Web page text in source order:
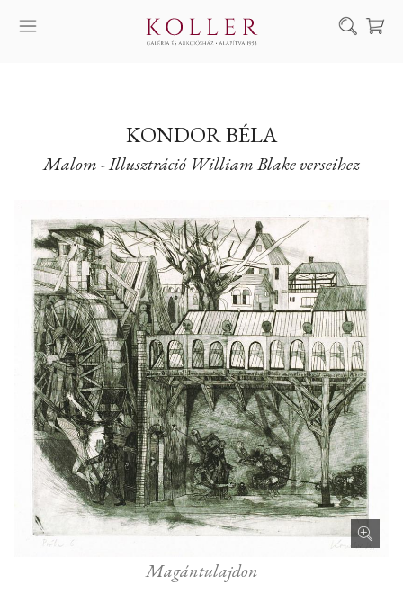
MŰVÉSZEINK
ALKOTÁSOK
KIÁLLÍTÁSAINK
HÍREINK
RÓLUNK
EN
DE
Keresés
KONDOR BÉLA
Malom - Illusztráció William Blake verseihez
Magántulajdon